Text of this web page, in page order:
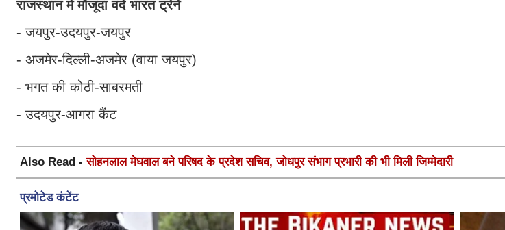
राजस्थान में मौजूदा वंदे भारत ट्रेनें
- जयपुर-उदयपुर-जयपुर
- अजमेर-दिल्ली-अजमेर (वाया जयपुर)
- भगत की कोठी-साबरमती
- उदयपुर-आगरा कैंट
Also Read -सोहनलाल मेघवाल बने परिषद के प्रदेश सचिव, जोधपुर संभाग प्रभारी की भी मिली जिम्मेदारी